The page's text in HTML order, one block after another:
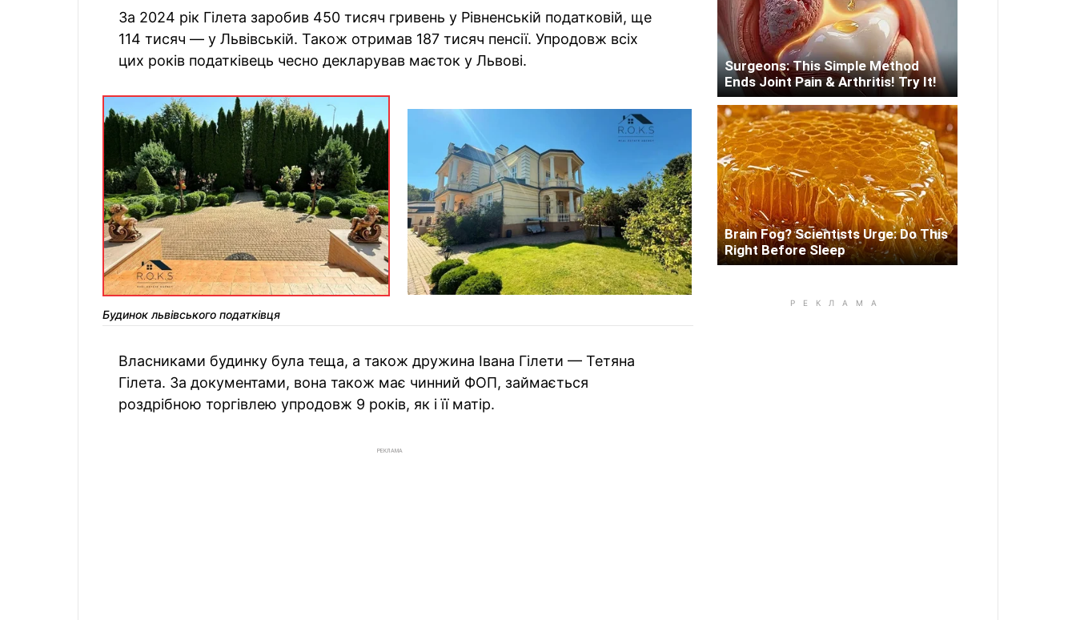
За 2024 рік Гілета заробив 450 тисяч гривень у Рівненській податковій, ще
114 тисяч — у Львівській. Також отримав 187 тисяч пенсії. Упродовж всіх
цих років податківець чесно декларував маєток у Львові.
Будинок львівського податківця
Власниками будинку була теща, а також дружина Івана Гілети — Тетяна
Гілета. За документами, вона також має чинний ФОП, займається
роздрібною торгівлею упродовж 9 років, як і її матір.
РЕКЛАМА
Surgeons: This Simple Method
Ends Joint Pain & Arthritis! Try It!
Brain Fog? Scientists Urge: Do This
Right Before Sleep